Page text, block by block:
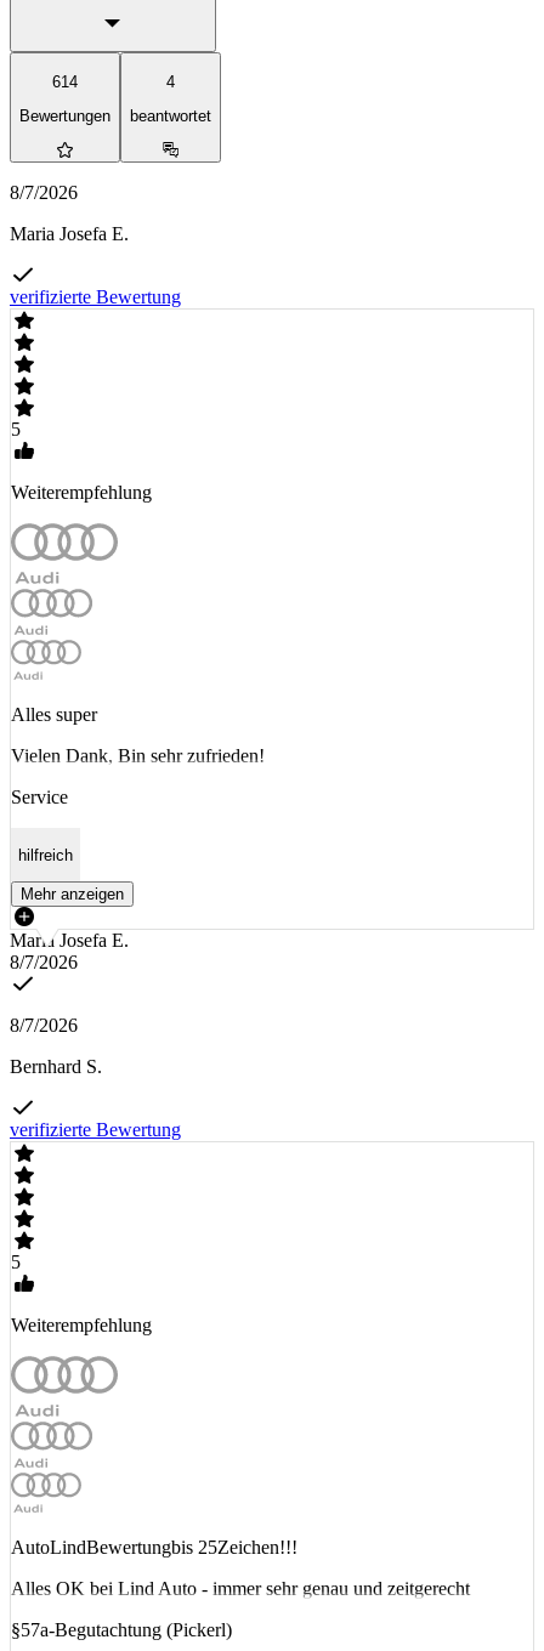
614
Bewertungen
4
beantwortet
8/7/2026
Maria Josefa E.
verifizierte Bewertung
5
Weiterempfehlung
Alles super
Vielen Dank, Bin sehr zufrieden!
Service
hilfreich
Mehr anzeigen
Maria Josefa E.
8/7/2026
8/7/2026
Bernhard S.
verifizierte Bewertung
5
Weiterempfehlung
AutoLindBewertungbis 25Zeichen!!!
Alles OK bei Lind Auto - immer sehr genau und zeitgerecht
§57a-Begutachtung (Pickerl)